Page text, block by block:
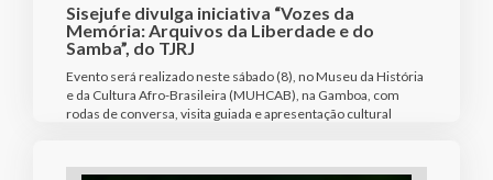
Sisejufe divulga iniciativa “Vozes da
Memória: Arquivos da Liberdade e do
Samba”, do TJRJ
Evento será realizado neste sábado (8), no Museu da História
e da Cultura Afro-Brasileira (MUHCAB), na Gamboa, com
rodas de conversa, visita guiada e apresentação cultural